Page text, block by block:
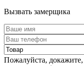
Вызвать замерщика
Пожалуйста,